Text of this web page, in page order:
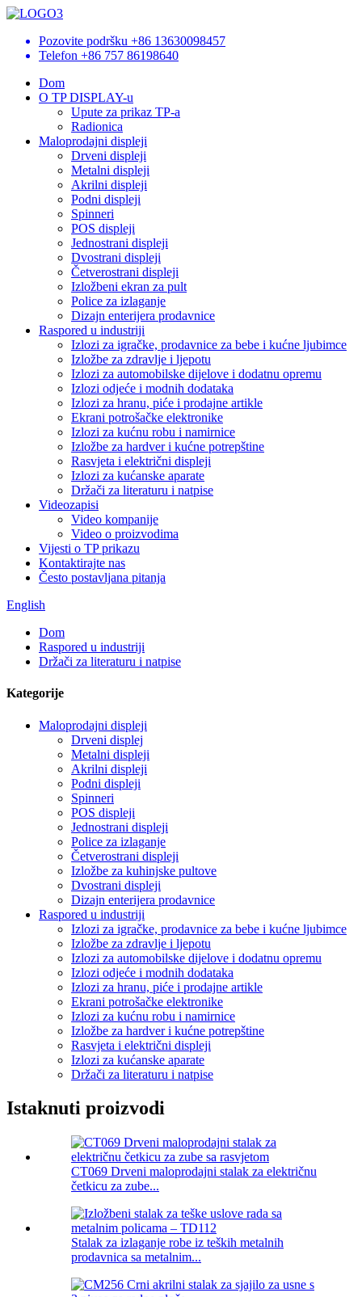
Pozovite podršku +86 13630098457
Telefon +86 757 86198640
Dom
O TP DISPLAY-u
Upute za prikaz TP-a
Radionica
Maloprodajni displeji
Drveni displeji
Metalni displeji
Akrilni displeji
Podni displeji
Spinneri
POS displeji
Jednostrani displeji
Dvostrani displeji
Četverostrani displeji
Izložbeni ekran za pult
Police za izlaganje
Dizajn enterijera prodavnice
Raspored u industriji
Izlozi za igračke, prodavnice za bebe i kućne ljubimce
Izložbe za zdravlje i ljepotu
Izlozi za automobilske dijelove i dodatnu opremu
Izlozi odjeće i modnih dodataka
Izlozi za hranu, piće i prodajne artikle
Ekrani potrošačke elektronike
Izlozi za kućnu robu i namirnice
Izložbe za hardver i kućne potrepštine
Rasvjeta i električni displeji
Izlozi za kućanske aparate
Držači za literaturu i natpise
Videozapisi
Video kompanije
Video o proizvodima
Vijesti o TP prikazu
Kontaktirajte nas
Često postavljana pitanja
English
Dom
Raspored u industriji
Držači za literaturu i natpise
Kategorije
Maloprodajni displeji
Drveni displej
Metalni displeji
Akrilni displeji
Podni displeji
Spinneri
POS displeji
Jednostrani displeji
Police za izlaganje
Četverostrani displeji
Izložbe za kuhinjske pultove
Dvostrani displeji
Dizajn enterijera prodavnice
Raspored u industriji
Izlozi za igračke, prodavnice za bebe i kućne ljubimce
Izložbe za zdravlje i ljepotu
Izlozi za automobilske dijelove i dodatnu opremu
Izlozi odjeće i modnih dodataka
Izlozi za hranu, piće i prodajne artikle
Ekrani potrošačke elektronike
Izlozi za kućnu robu i namirnice
Izložbe za hardver i kućne potrepštine
Rasvjeta i električni displeji
Izlozi za kućanske aparate
Držači za literaturu i natpise
Istaknuti proizvodi
CT069 Drveni maloprodajni stalak za električnu
četkicu za zube...
Stalak za izlaganje robe iz teških metalnih
prodavnica sa metalnim...